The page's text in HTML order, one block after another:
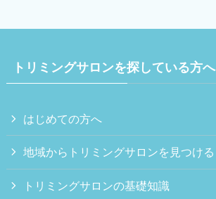
トリミングサロンを探している方へ
はじめての方へ
地域からトリミングサロンを見つける
トリミングサロンの基礎知識